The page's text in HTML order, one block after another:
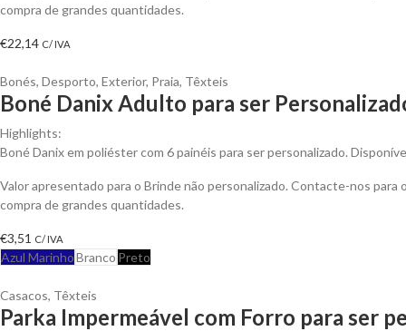
compra de grandes quantidades.
€22,14 C/ IVA
Bonés, Desporto, Exterior, Praia, Têxteis
Boné Danix Adulto para ser
Highlights:
Boné Danix em poliéster com 6 painéis para ser personalizado.
Valor apresentado para o Brinde não personalizado. Contacte-nos para
compra de grandes quantidades.
€3,51 C/ IVA
Azul MarinhoBranco Preto
Casacos, Têxteis
Parka Impermeável com Forro para ser